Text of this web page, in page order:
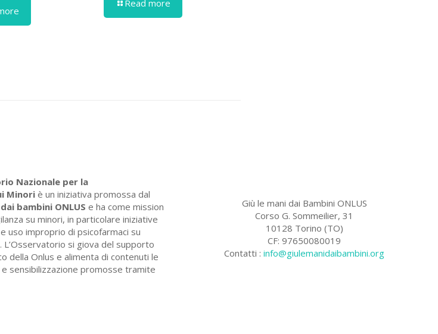
Read more
Nazionale per la
Minori è un iniziativa promossa dal
bambini ONLUS e ha come mission
su minori, in particolare iniziative
uso improprio di psicofarmaci su
L’Osservatorio si giova del supporto
della Onlus e alimenta di contenuti le
sensibilizzazione promosse tramite
Giù le mani dai Bambini ONLUS
Corso G. Sommeilier, 31
10128 Torino (TO)
CF: 97650080019
Contatti :info@giulemanidaibambini.org